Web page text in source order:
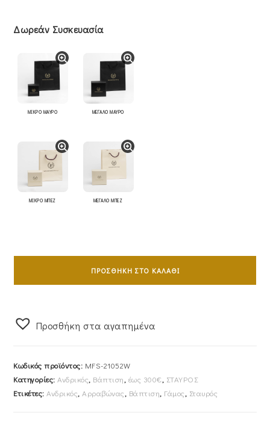
Δωρεάν Συσκευασία
ΜΙΚΡΟ ΜΑΥΡΟ ΜΕΓΑΛΟ ΜΑΥΡΟ
ΜΙΚΡΟ ΜΠΕΖ ΜΕΓΑΛΟ ΜΠΕΖ
Με
Λευκόχρυσος
Λουστρέ
ΠΡΟΣΘΉΚΗ ΣΤΟ ΚΑΛΆΘΙ
Προσθήκη στα αγαπημένα
Κωδικός προϊόντος: MFS-21052W
Κατηγορίες: Ανδρικός, Βάπτιση, έως 300€, ΣΤΑΥΡΟΣ
Ετικέτες: Ανδρικός, Αρραβώνας, Βάπτιση, Γάμος, Σταυρός